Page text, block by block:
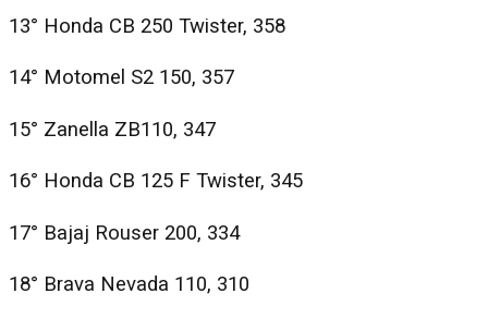
13° Honda CB 250 Twister, 358
14° Motomel S2 150, 357
15° Zanella ZB110, 347
16° Honda CB 125 F Twister, 345
17° Bajaj Rouser 200, 334
18° Brava Nevada 110, 310